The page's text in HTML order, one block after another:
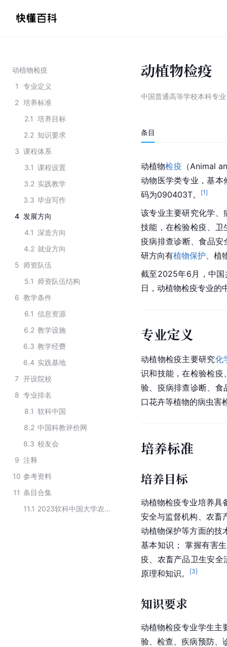
动植物检疫
1
专业定义
2 培养标准
2.1 培养目标
2.2 知识要求
3 课程体系
3.1 课程设置
3.2 实践教学
3.3 毕业写作
4 发展方向
4.1 深造方向
4.2 就业方向
5 师资队伍
5.1 师资队伍结构
6 教学条件
6.1 信息资源
6.2 教学设施
6.3 教学经费
6.4 实践基地
7 开设院校
8 专业排名
8.1 软科中国
8.2 中国科教评价网
8.3 校友会
9 注释
10 参考资料
11 条目合集
11.1
2023软科中国大学农学专业本科分类
动植物检疫
中国普通高等学校本科专业
条目
动植物检疫 （Animal
动物医学类专业，基本
码为090403T。
[1]
该专业主要研究化学、
技能，在检验检疫、卫
疫病排查诊断、食品安
研方向有植物保护 、
截至2025年6月，中国
日，动植物检疫专业
专业定义
动植物检疫主要研究化
识和技能，在检验检疫
验、疫病排查诊断、食
口花卉等植物的病虫害
培养标准
培养目标
动植物检疫专业培养具
安全与监督机构、农畜
动植物保护等方面的技
基本知识； 掌握有害
疫、农畜产品卫生安全
原理和知识。
[3]
知识要求
动植物检疫专业学生主
验、检查、疾病预防、